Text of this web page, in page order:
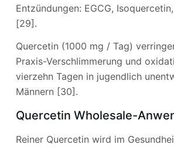
Entzündungen: EGCG,
[29].
Quercetin (1000 mg / Tag)
Praxis-Verschlimmerung und
vierzehn Tagen in jugendlich
Männern [30].
Quercetin Wholesale-
Reiner Quercetin wird im